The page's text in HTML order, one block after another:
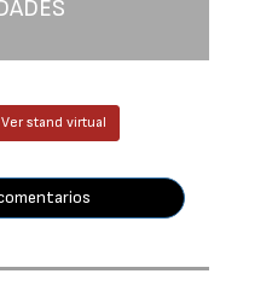
Ver stand virtual